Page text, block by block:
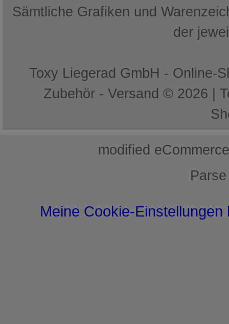
Sämtliche Grafiken und
der
Toxy Liegerad GmbH - Online-
Zubehör - Versand © 2026 |
mod ified
Meine Cookie-